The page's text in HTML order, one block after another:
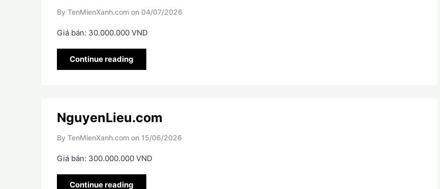
By TenMienXanh.com on 04/07/2026
Giá bán: 30.000.000 VND
Continue reading
NguyenLieu.com
By TenMienXanh.com on 15/06/2026
Giá bán: 300.000.000 VND
Continue reading